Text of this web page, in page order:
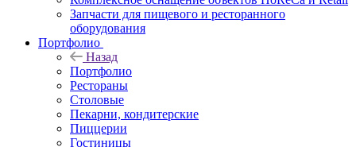
Запчасти для пищевого и ресторанного
оборудования
Портфолио
Назад
Портфолио
Рестораны
Столовые
Пекарни, кондитерские
Пиццерии
Гостиницы